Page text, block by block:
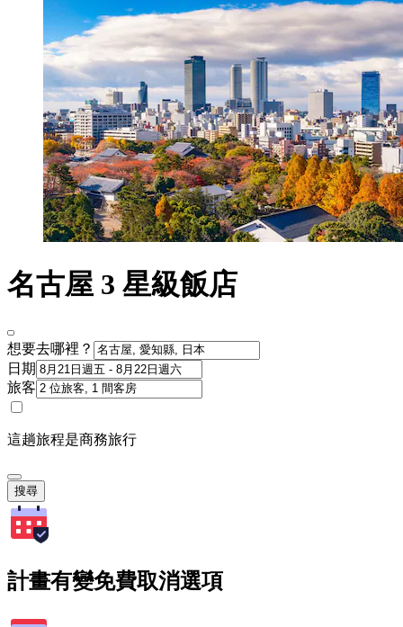
名古屋 3 星級飯店
想要去哪裡？
日期
旅客
這趟旅程是商務旅行
搜尋
計畫有變免費取消選項